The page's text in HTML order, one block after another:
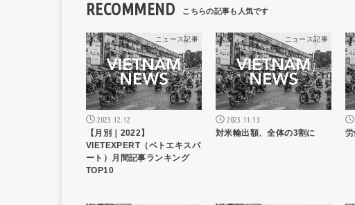
RECOMMEND
ニュース記事
2023.12.12
【月別｜2022】
VIETEXPERT（ベトエキスパ
ート）月間記事ランキング
TOP10
ニュース記事
2023.11.13
対米輸出額、全体の3割に